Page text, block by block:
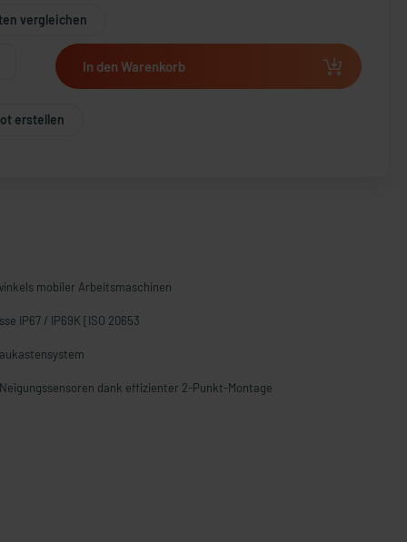
vergleichen
In den Warenkorb
erstellen
mobiler Arbeitsmaschinen
IP67 / IP69K [ISO 20653
dank effizienter 2-Punkt-Montage